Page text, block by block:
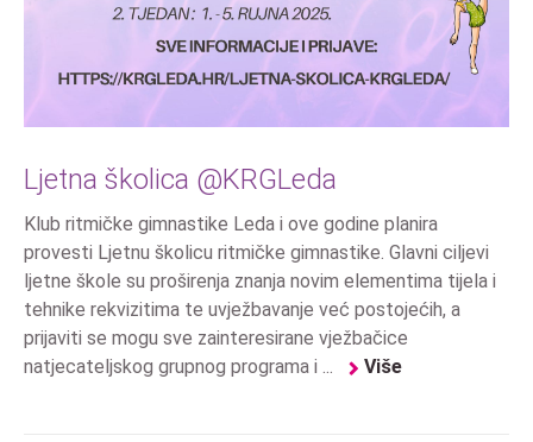
Ljetna školica @KRGLeda
Klub ritmičke gimnastike Leda i ove godine planira
provesti Ljetnu školicu ritmičke gimnastike. Glavni ciljevi
ljetne škole su proširenja znanja novim elementima tijela i
tehnike rekvizitima te uvježbavanje već postojećih, a
prijaviti se mogu sve zainteresirane vježbačice
natjecateljskog grupnog programa i ...
Više